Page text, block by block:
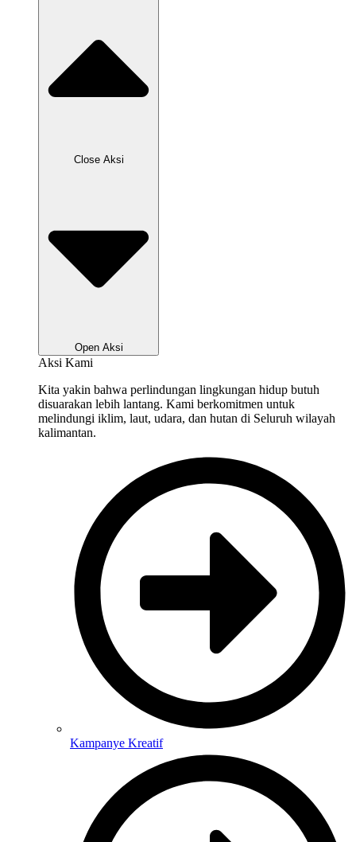
Close Aksi
Open Aksi
Aksi Kami
Kita yakin bahwa perlindungan lingkungan hidup butuh
disuarakan lebih lantang. Kami berkomitmen untuk
melindungi iklim, laut, udara, dan hutan di Seluruh wilayah
kalimantan.
Kampanye Kreatif